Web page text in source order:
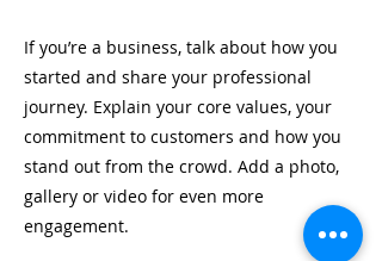
If you’re a business, talk about how you
started and share your professional
journey. Explain your core values, your
commitment to customers and how you
stand out from the crowd. Add a photo,
gallery or video for even more
engagement.